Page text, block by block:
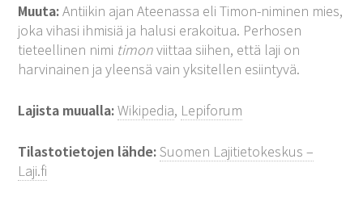
Muuta:Antiikin ajan Ateenassa eli Timon-niminen mies,
joka vihasi ihmisiä ja halusi erakoitua. Perhosen
tieteellinen nimi timonviittaa siihen, että laji on
harvinainen ja yleensä vain yksitellen esiintyvä.
Lajista muualla:Wikipedia, Lepiforum
Tilastotietojen lähde:Suomen Lajitietokeskus –
Laji.fi